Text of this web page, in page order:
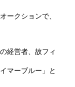
ークションで、
経営者、故フィ
マーブルー」と